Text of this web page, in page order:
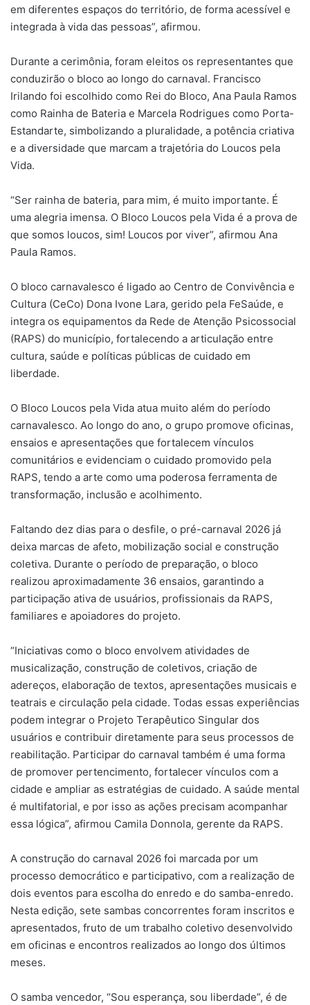
em diferentes espaços do território, de forma acessível e
integrada à vida das pessoas”, afirmou.
Durante a cerimônia, foram eleitos os representantes que
conduzirão o bloco ao longo do carnaval. Francisco
Irilando foi escolhido como Rei do Bloco, Ana Paula Ramos
como Rainha de Bateria e Marcela Rodrigues como Porta-
Estandarte, simbolizando a pluralidade, a potência criativa
e a diversidade que marcam a trajetória do Loucos pela
Vida.
“Ser rainha de bateria, para mim, é muito importante. É
uma alegria imensa. O Bloco Loucos pela Vida é a prova de
que somos loucos, sim! Loucos por viver”, afirmou Ana
Paula Ramos.
O bloco carnavalesco é ligado ao Centro de Convivência e
Cultura (CeCo) Dona Ivone Lara, gerido pela FeSaúde, e
integra os equipamentos da Rede de Atenção Psicossocial
(RAPS) do município, fortalecendo a articulação entre
cultura, saúde e políticas públicas de cuidado em
liberdade.
O Bloco Loucos pela Vida atua muito além do período
carnavalesco. Ao longo do ano, o grupo promove oficinas,
ensaios e apresentações que fortalecem vínculos
comunitários e evidenciam o cuidado promovido pela
RAPS, tendo a arte como uma poderosa ferramenta de
transformação, inclusão e acolhimento.
Faltando dez dias para o desfile, o pré-carnaval 2026 já
deixa marcas de afeto, mobilização social e construção
coletiva. Durante o período de preparação, o bloco
realizou aproximadamente 36 ensaios, garantindo a
participação ativa de usuários, profissionais da RAPS,
familiares e apoiadores do projeto.
“Iniciativas como o bloco envolvem atividades de
musicalização, construção de coletivos, criação de
adereços, elaboração de textos, apresentações musicais e
teatrais e circulação pela cidade. Todas essas experiências
podem integrar o Projeto Terapêutico Singular dos
usuários e contribuir diretamente para seus processos de
reabilitação. Participar do carnaval também é uma forma
de promover pertencimento, fortalecer vínculos com a
cidade e ampliar as estratégias de cuidado. A saúde mental
é multifatorial, e por isso as ações precisam acompanhar
essa lógica”, afirmou Camila Donnola, gerente da RAPS.
A construção do carnaval 2026 foi marcada por um
processo democrático e participativo, com a realização de
dois eventos para escolha do enredo e do samba-enredo.
Nesta edição, sete sambas concorrentes foram inscritos e
apresentados, fruto de um trabalho coletivo desenvolvido
em oficinas e encontros realizados ao longo dos últimos
meses.
O samba vencedor, “Sou esperança, sou liberdade”, é de